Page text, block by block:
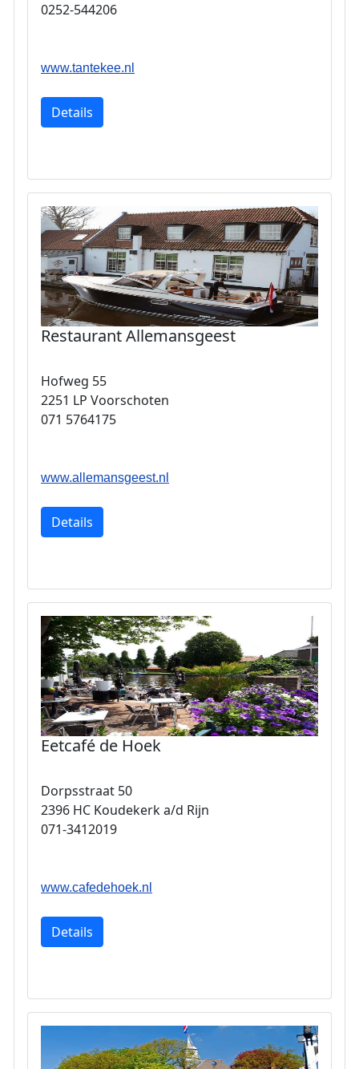
0252-544206
www.tantekee.nl
Details
Restaurant Allemansgeest
Hofweg 55
2251 LP Voorschoten
071 5764175
www.allemansgeest.nl
Details
Eetcafé de Hoek
Dorpsstraat 50
2396 HC Koudekerk a/d Rijn
071-3412019
www.cafedehoek.nl
Details